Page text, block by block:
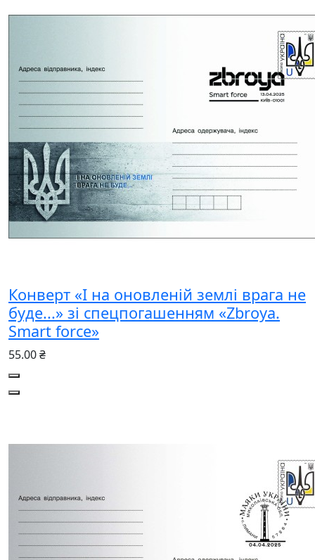
Конверт «І на оновленій землі врага не
буде...» зі спецпогашенням «Zbroya.
Smart force»
55.00 ₴